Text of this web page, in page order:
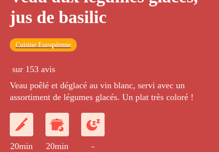
jus de basilic
Cuisine Européenne
sur 153 avis
Veau poêlé et déglacé au vin blanc, servi avec un
assortiment de légumes glacés. Un plat très coloré !
20min 20min -